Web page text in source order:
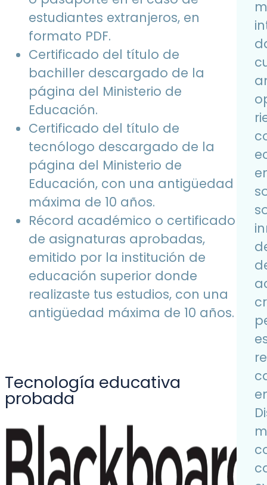
estudiantes extranjeros, en
formato PDF.
Certificado del título de
bachiller descargado de la
página del Ministerio de
Educación.
Certificado del título de
tecnólogo descargado de la
página del Ministerio de
Educación, con una antigüedad
máxima de 10 años.
Récord académico o certificado
de asignaturas aprobadas,
emitido por la institución de
educación superior donde
realizaste tus estudios, con una
antigüedad máxima de 10 años.
Tecnología educativa
probada